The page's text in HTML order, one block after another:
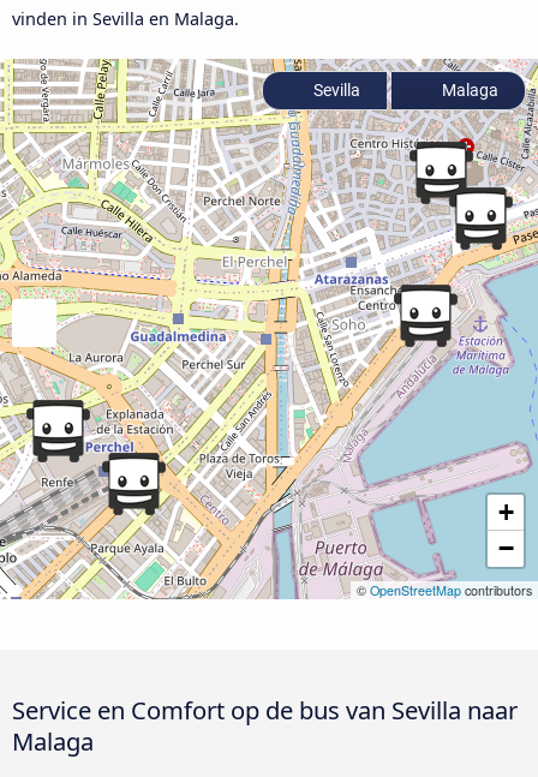
vinden in Sevilla en Malaga.
+
−
© OpenStreetMap contributors
Sevilla Malaga
Service en Comfort op de bus van Sevilla naar
Malaga